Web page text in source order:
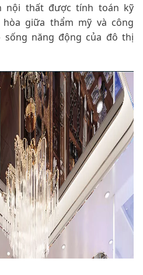
nội thất được tính toán kỹ
giữa thẩm mỹ và công
năng động của đô thị